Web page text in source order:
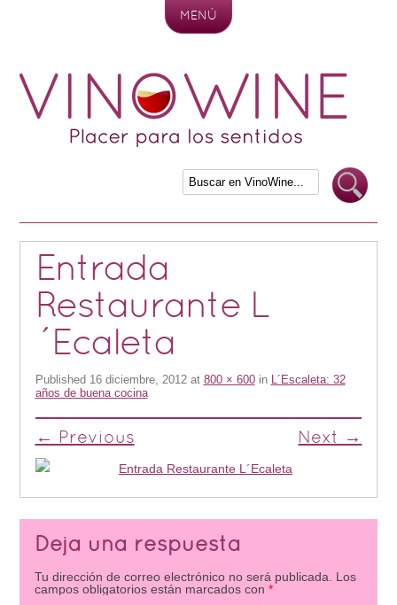
MENÚ
Entrada
Restaurante L
´Ecaleta
Published 16 diciembre, 2012at 800 × 600in L´Escaleta: 32
años de buena cocina
← Previous Next →
Deja una respuesta
Tu dirección de correo electrónico no será publicada. Los
campos obligatorios están marcados con *